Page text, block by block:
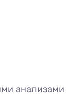
анализами